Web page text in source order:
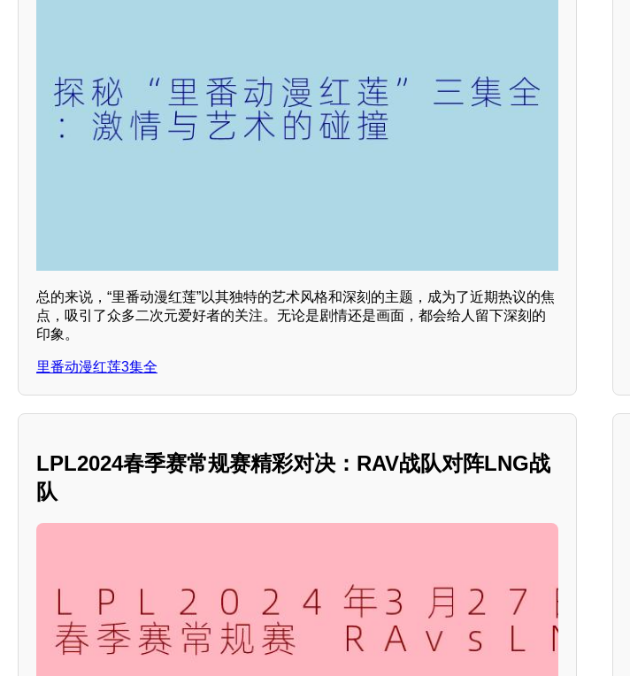
总的来说，“里番动漫红莲”以其独特的艺术风格和深刻的主题，成为了近期热议的焦
点，吸引了众多二次元爱好者的关注。无论是剧情还是画面，都会给人留下深刻的
印象。
里番动漫红莲3集全
LPL2024春季赛常规赛精彩对决：RAV战队对阵LNG战
队